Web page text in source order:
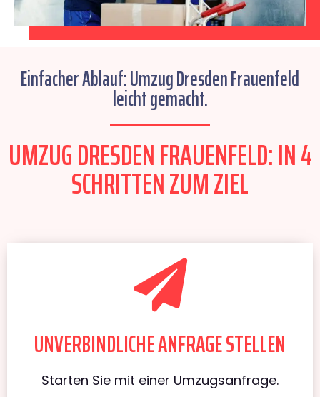
Einfacher Ablauf: Umzug Dresden Frauenfeld
leicht gemacht.
UMZUG DRESDEN FRAUENFELD: IN 4
SCHRITTEN ZUM ZIEL
UNVERBINDLICHE ANFRAGE STELLEN
Starten Sie mit einer Umzugsanfrage.